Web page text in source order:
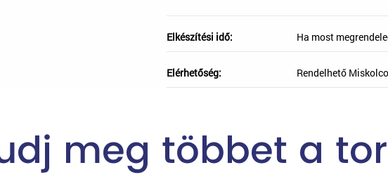
Elkészítési idő: Ha most
Elérhetőség: Rendelhető
meg többet a